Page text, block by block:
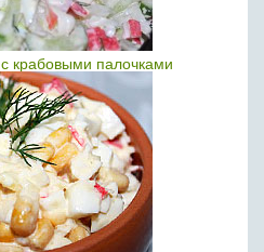
крабовыми палочками